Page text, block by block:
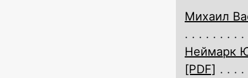
Михаил
Неймарк
[PDF]